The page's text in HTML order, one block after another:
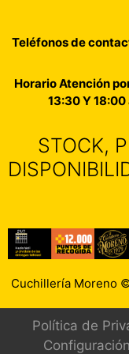
Teléfonos de
Horario Atención
13:30 Y
STOCK,
Cuchillería Moreno
Política de